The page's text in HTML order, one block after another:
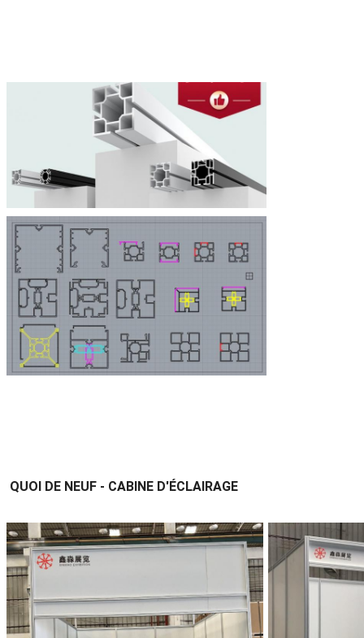
QUOI DE NEUF - CABINE D'ÉCLAIRAGE